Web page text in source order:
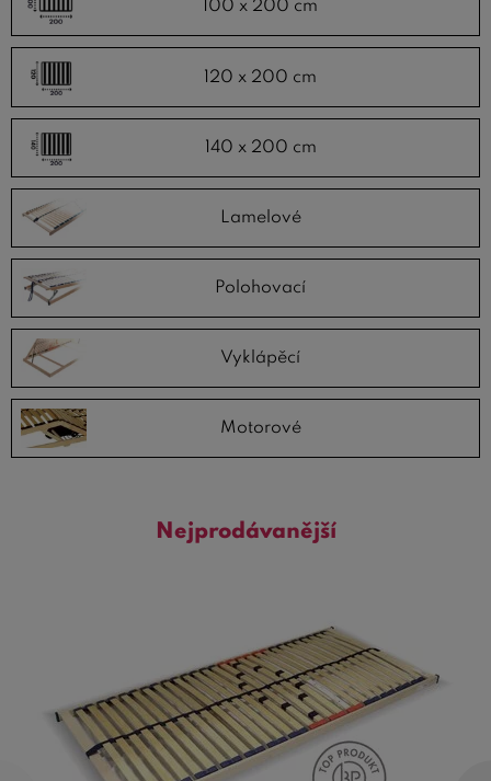
100 x 200 cm
120 x 200 cm
140 x 200 cm
Lamelové
Polohovací
Vyklápěcí
Motorové
Nejprodávanější